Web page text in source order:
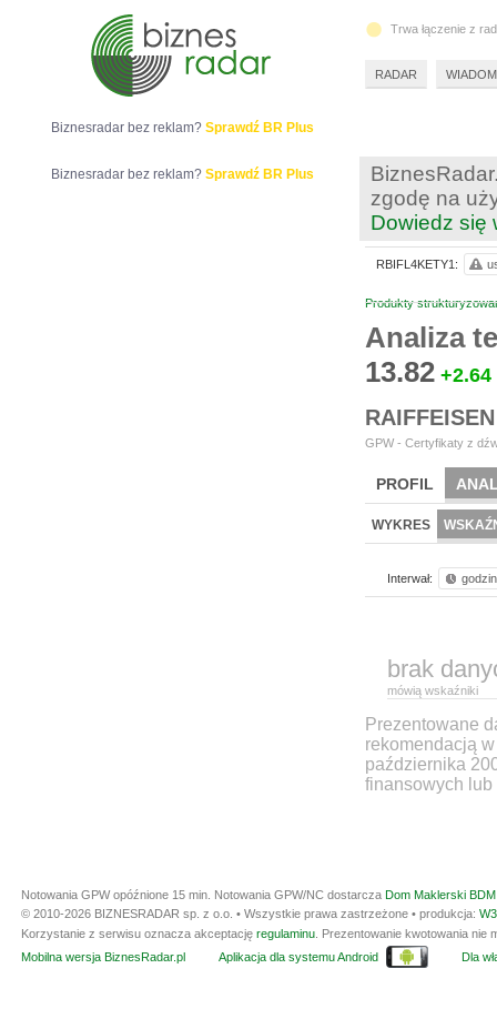
zgodę na
Dowiedz się
Produkty
Analiza
13.82 +2.64
GPW - Certyfikaty z
PROFIL
WYKRES
Interwał:
brak
mówią wskaźniki
Prezentowane
rekomendacją
października
finansowych lub
RBIFL4KETY1:
Biznesradar bez reklam? Sprawdź BR Plus
Biznesradar bez reklam? Sprawdź BR Plus
Trwa łączenie z
RADAR
Notowania GPW opóźnione 15 min. Notowania GPW/NC dostarcza Dom Maklerski
© 2010-2026 BIZNESRADAR sp. z o.o. • Wszystkie prawa zastrzeżone • produkcja:
Korzystanie z serwisu oznacza akceptację regulaminu . Prezentowanie kwotowania
Mobilna wersja BiznesRadar.pl
Aplikacja dla systemu Android Dla